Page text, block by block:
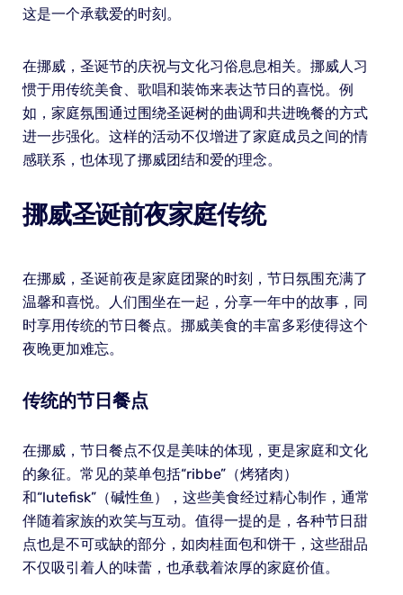
这是一个承载爱的时刻。
在挪威，圣诞节的庆祝与文化习俗息息相关。挪威人习
惯于用传统美食、歌唱和装饰来表达节日的喜悦。例
如，家庭氛围通过围绕圣诞树的曲调和共进晚餐的方式
进一步强化。这样的活动不仅增进了家庭成员之间的情
感联系，也体现了挪威团结和爱的理念。
挪威圣诞前夜家庭传统
在挪威，圣诞前夜是家庭团聚的时刻，节日氛围充满了
温馨和喜悦。人们围坐在一起，分享一年中的故事，同
时享用传统的节日餐点。挪威美食的丰富多彩使得这个
夜晚更加难忘。
传统的节日餐点
在挪威，节日餐点不仅是美味的体现，更是家庭和文化
的象征。常见的菜单包括“ribbe”（烤猪肉）
和“lutefisk”（碱性鱼），这些美食经过精心制作，通常
伴随着家族的欢笑与互动。值得一提的是，各种节日甜
点也是不可或缺的部分，如肉桂面包和饼干，这些甜品
不仅吸引着人的味蕾，也承载着浓厚的家庭价值。